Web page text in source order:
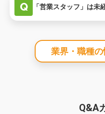
Q 「営業スタッフ」は未
業界・職種
Q&A